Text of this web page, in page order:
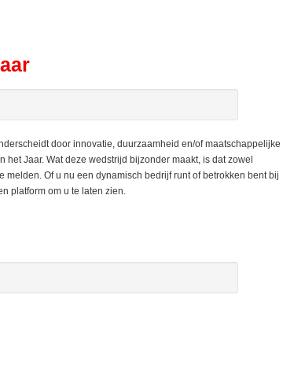
door innovatie, duurzaamheid en/of maatschappelijke
Jaar. Wat deze wedstrijd bijzonder maakt, is dat zowel
Of u nu een dynamisch bedrijf runt of betrokken bent bij
platform om u te laten zien.